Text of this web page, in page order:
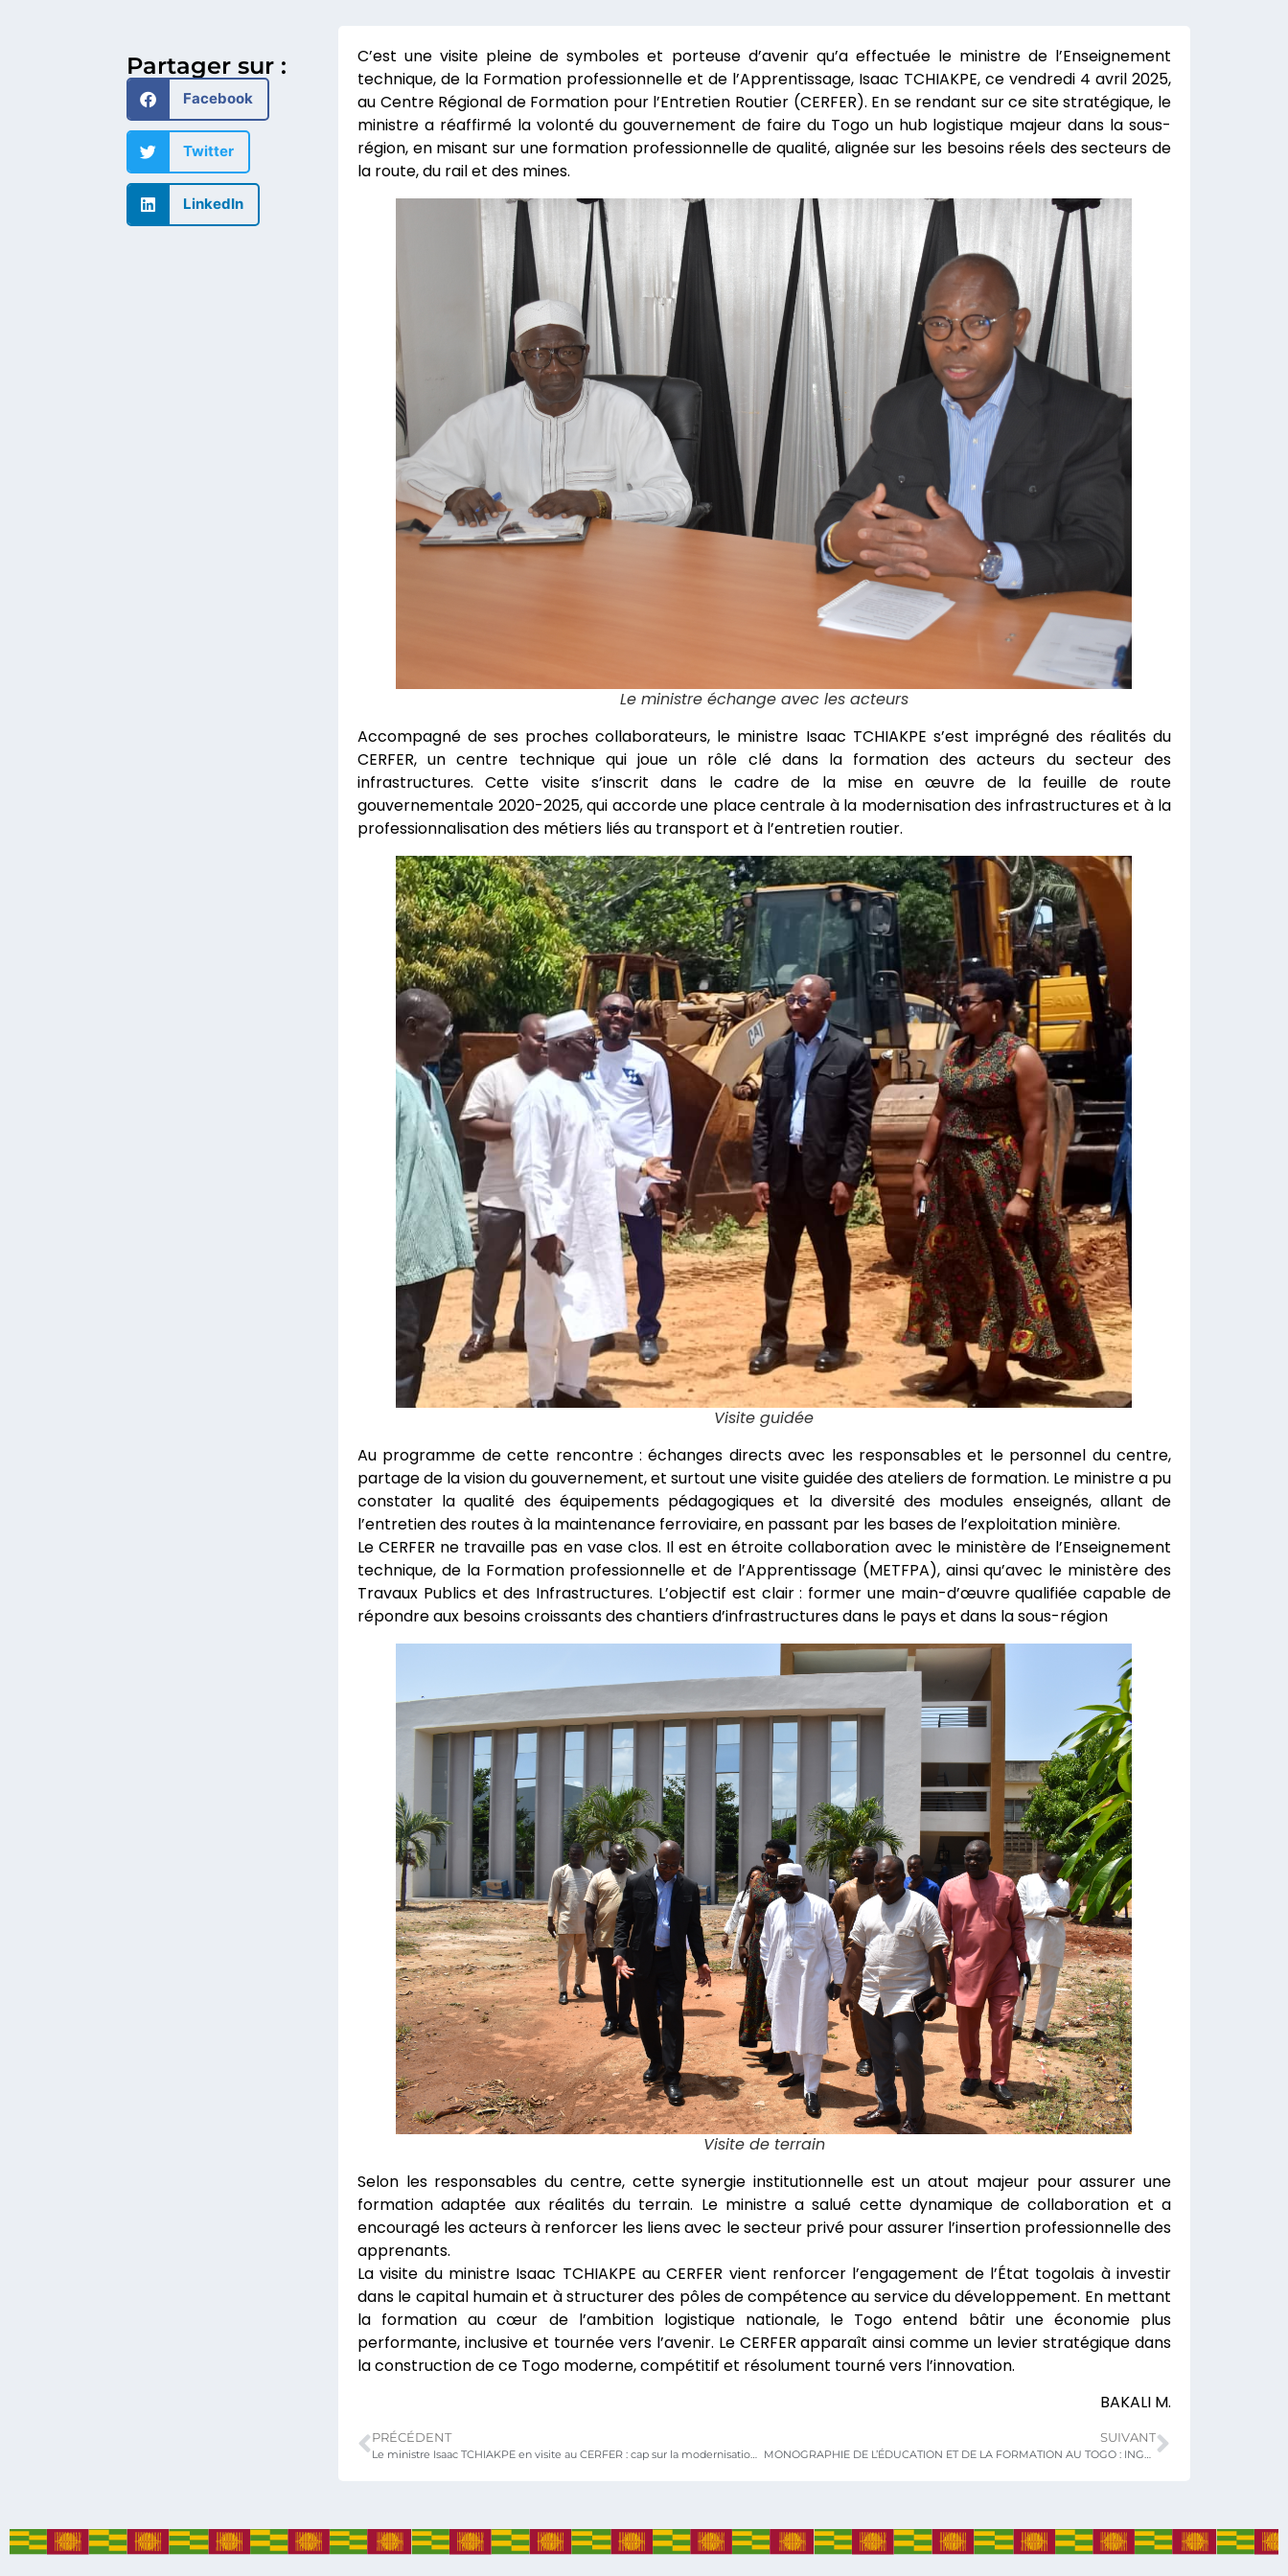
Partager sur :
Facebook
Twitter
LinkedIn
C’est une visite pleine de symboles et porteuse d’avenir qu’a effectuée le ministre de l’Enseignement
technique, de la Formation professionnelle et de l’Apprentissage, Isaac TCHIAKPE, ce vendredi 4 avril 2025,
au Centre Régional de Formation pour l’Entretien Routier (CERFER). En se rendant sur ce site stratégique, le
ministre a réaffirmé la volonté du gouvernement de faire du Togo un hub logistique majeur dans la sous-
région, en misant sur une formation professionnelle de qualité, alignée sur les besoins réels des secteurs de
la route, du rail et des mines.
Le ministre échange avec les acteurs
Accompagné de ses proches collaborateurs, le ministre Isaac TCHIAKPE s’est imprégné des réalités du
CERFER, un centre technique qui joue un rôle clé dans la formation des acteurs du secteur des
infrastructures. Cette visite s’inscrit dans le cadre de la mise en œuvre de la feuille de route
gouvernementale 2020-2025, qui accorde une place centrale à la modernisation des infrastructures et à la
professionnalisation des métiers liés au transport et à l’entretien routier.
Visite guidée
Au programme de cette rencontre : échanges directs avec les responsables et le personnel du centre,
partage de la vision du gouvernement, et surtout une visite guidée des ateliers de formation. Le ministre a pu
constater la qualité des équipements pédagogiques et la diversité des modules enseignés, allant de
l’entretien des routes à la maintenance ferroviaire, en passant par les bases de l’exploitation minière.
Le CERFER ne travaille pas en vase clos. Il est en étroite collaboration avec le ministère de l’Enseignement
technique, de la Formation professionnelle et de l’Apprentissage (METFPA), ainsi qu’avec le ministère des
Travaux Publics et des Infrastructures. L’objectif est clair : former une main-d’œuvre qualifiée capable de
répondre aux besoins croissants des chantiers d’infrastructures dans le pays et dans la sous-région
Visite de terrain
Selon les responsables du centre, cette synergie institutionnelle est un atout majeur pour assurer une
formation adaptée aux réalités du terrain. Le ministre a salué cette dynamique de collaboration et a
encouragé les acteurs à renforcer les liens avec le secteur privé pour assurer l’insertion professionnelle des
apprenants.
La visite du ministre Isaac TCHIAKPE au CERFER vient renforcer l’engagement de l’État togolais à investir
dans le capital humain et à structurer des pôles de compétence au service du développement. En mettant
la formation au cœur de l’ambition logistique nationale, le Togo entend bâtir une économie plus
performante, inclusive et tournée vers l’avenir. Le CERFER apparaît ainsi comme un levier stratégique dans
la construction de ce Togo moderne, compétitif et résolument tourné vers l’innovation.
BAKALI M.
PRÉCÉDENT SUIVANT